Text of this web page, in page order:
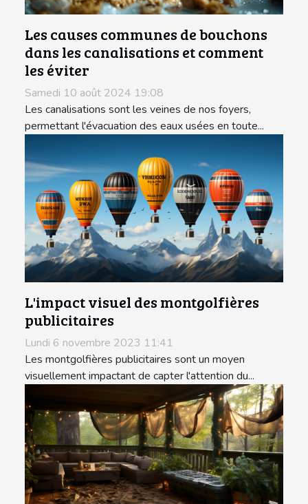
Les causes communes de bouchons
dans les canalisations et comment
les éviter
Samedi 10 août 2024 19:08
Les canalisations sont les veines de nos foyers,
permettant l'évacuation des eaux usées en toute...
L'impact visuel des montgolfières
publicitaires
Lundi 6 novembre 2023 11:41
Les montgolfières publicitaires sont un moyen
visuellement impactant de capter l'attention du...